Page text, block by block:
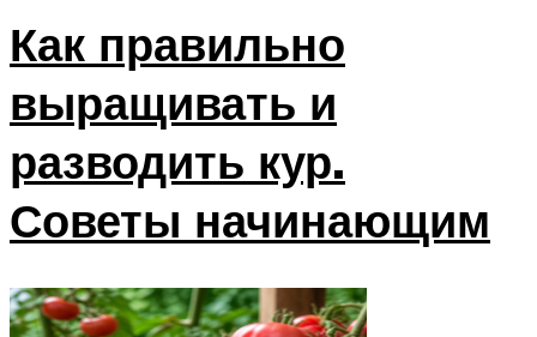
Как правильно
выращивать и
разводить кур.
Советы начинающим